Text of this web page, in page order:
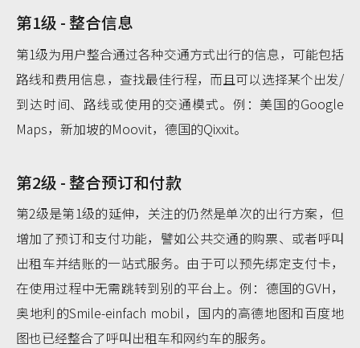
第1级 - 整合信息
第1级为用户整合通过各种交通方式出行的信息，可能包括
路线和费用信息，查找最佳行程，而且可以选择某个出发/
到达时间、路线或使用的交通模式。例：美国的Google
Maps，新加坡的Moovit，德国的Qixxit。
第2级 - 整合预订和付款
第2级是第1级的延伸，关注的仍然是单次的出行方案，但
增加了预订和支付功能，譬如公共交通的购票、或者呼叫
出租车并结账的一站式服务。由于可以预先绑定支付卡，
在使用过程中无需跳转到别的平台上。例：德国的GVH，
奥地利的Smile-einfach mobil，国内的高德地图和百度地
图也已经整合了呼叫出租车和网约车的服务。